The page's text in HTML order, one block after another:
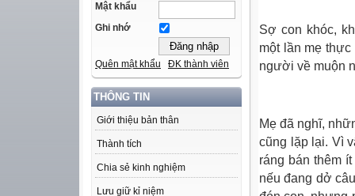
Mật khẩu
Ghi nhớ
Quên mật khẩu ĐK thành viên
THÔNG TIN
Giới thiệu bản thân
Thành tích
Chia sẻ kinh nghiệm
Lưu giữ kỉ niệm
Sợ con khóc,
một lần mẹ
người về muộn
Mẹ đã nghĩ,
cũng lặp lại. Vì
ráng bán thêm
nếu đang dở